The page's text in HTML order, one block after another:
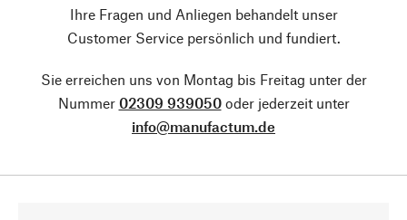
Ihre Fragen und Anliegen behandelt unser
Customer Service persönlich und fundiert.
Sie erreichen uns von Montag bis Freitag unter der
Nummer 02309 939050oder jederzeit unter
info@manufactum.de